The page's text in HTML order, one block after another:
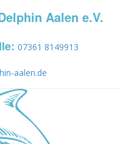
Aalen e.V.
07361 8149913
aalen.de